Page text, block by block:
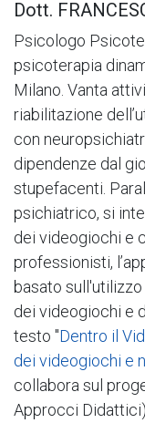
Dott.
Psicologo
psicoterapia
Milano. Vanta
riabilitazione
con
dipendenze dal
stupefacenti.
psichiatrico, si
dei videogiochi e
professionisti,
basato
dei videogiochi e
testo "Dentro il
dei videogiochi e
collabora sul
Approcci